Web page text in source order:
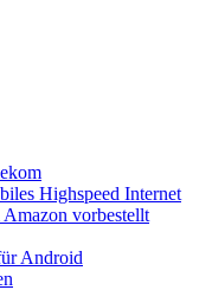
Highspeed Internet
vorbestellt
Android